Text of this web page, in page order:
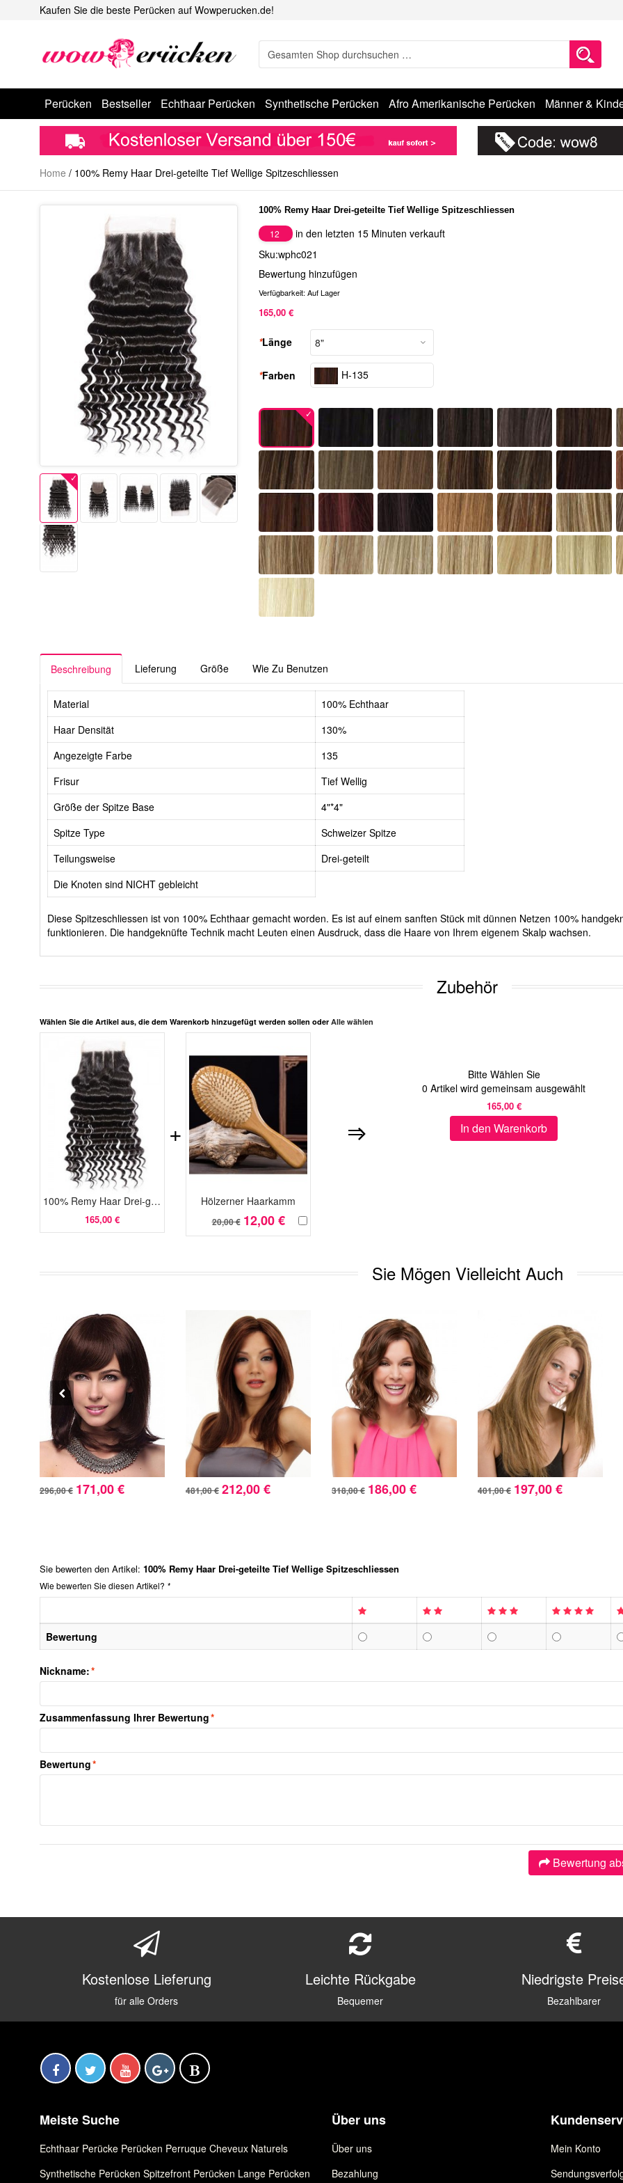
Kaufen Sie die beste Perücken auf Wowperucken.de!
Perücken Bestseller Echthaar Perücken Synthetische Perücken Afro Amerikanische Perücken Männer &
Home / 100% Remy Haar Drei-geteilte Tief Wellige Spitzeschliessen
100% Remy Haar Drei-geteilte Tief Wellige Spitzeschliessen
12
in den letzten 15 Minuten verkauft
Sku:wphc021
Bewertung hinzufügen
Verfügbarkeit: Auf Lager
165,00 €
*Länge
*Farben H-135
Beschreibung Lieferung Größe Wie Zu Benutzen
Material
100% Echthaar
Haar Densität
130%
Angezeigte Farbe
135
Frisur
Tief Wellig
Größe der Spitze Base
4"*4"
Spitze Type
Schweizer Spitze
Teilungsweise
Drei-geteilt
Die Knoten sind NICHT gebleicht
Diese Spitzeschliessen ist von 100% Echthaar gemacht worden. Es ist auf einem sanften Stück mit dünnen Netzen 100%
funktionieren. Die handgeknüfte Technik macht Leuten einen Ausdruck, dass die Haare von Ihrem eigenem Skalp wachsen.
Zubehör
Wählen Sie die Artikel aus, die dem Warenkorb hinzugefügt werden sollen oder Alle wählen
100% Remy Haar Drei-geteilte Tief Wellige Spitzeschliessen
165,00 €
Hölzerner Haarkamm
20,00 € 12,00 €
+
Bitte Wählen Sie
0 Artikel wird gemeinsam ausgewählt
165,00 €
In den Warenkorb
Sie Mögen Vielleicht Auch
296,00 € 171,00 € 481,00 € 212,00 € 318,00 € 186,00 € 401,00 € 197,00 €
Sie bewerten den Artikel: 100% Remy Haar Drei-geteilte Tief Wellige Spitzeschliessen
Wie bewerten Sie diesen Artikel? *
Bewertung
*
Nickname:
*
Zusammenfassung Ihrer Bewertung
*
Bewertung
Bewertung
Kostenlose Lieferung
für alle Orders
Leichte Rückgabe
Bequemer
Niedrigste
Bezahlbarer
Meiste Suche
Echthaar Perücke Perücken Perruque Cheveux Naturels
Synthetische Perücken Spitzefront Perücken Lange Perücken
Über uns
Über uns
Bezahlung
Mein Konto